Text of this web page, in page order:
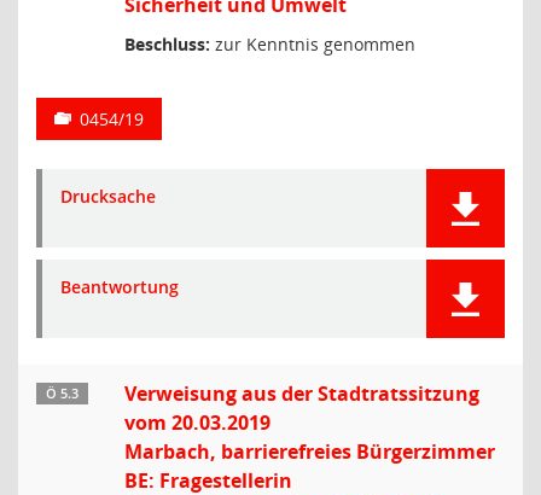
Beschluss: zur Kenntnis genommen
0454/19
Drucksache
Beantwortung
Ö 5.3
Verweisung aus der Stadtratssitzung
vom 20.03.2019
Marbach, barrierefreies Bürgerzimmer
BE: Fragestellerin